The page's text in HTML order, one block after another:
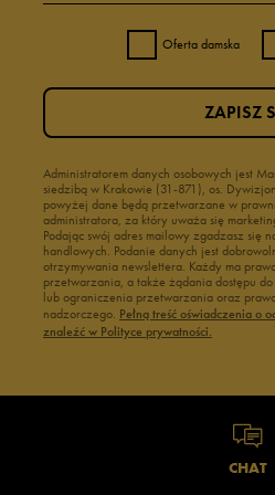
Oferta damska
Administratorem danych osobowych jest
siedzibą w Krakowie (31-871), os.
powyżej dane będą przetwarzane w
administratora, za który uważa się
Podając swój adres mailowy zgadzasz się
handlowych. Podanie danych jest
otrzymywania newslettera. Każdy ma
przetwarzania, a także żądania dostępu
lub ograniczenia przetwarzania oraz
nadzorczego. Pełną treść oświadczenia o
znaleźć w Polityce prywatności.
ZAPISZ
CHAT